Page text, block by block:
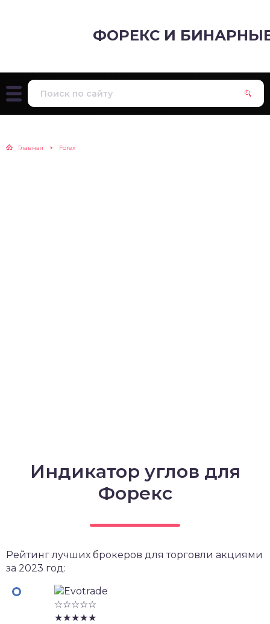
ФОРЕКС И
Главная Forex
Индикатор углов для
Форекс
Рейтинг лучших брокеров для торговли акциями
за 2023 год:
☆☆☆☆☆
★★★★★